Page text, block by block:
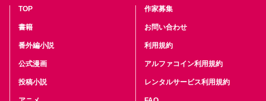
TOP
書籍
番外編小説
公式漫画
投稿小説
作家募集
お問い合わせ
利用規約
アルファコイン利用規約
レンタルサービス利用規約